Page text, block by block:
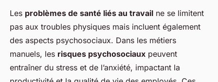
Les problèmes de santé liés au travail ne se limitent
pas aux troubles physiques mais incluent également
des aspects psychosociaux. Dans les métiers
manuels, les risques psychosociaux peuvent
entraîner du stress et de l’anxiété, impactant la